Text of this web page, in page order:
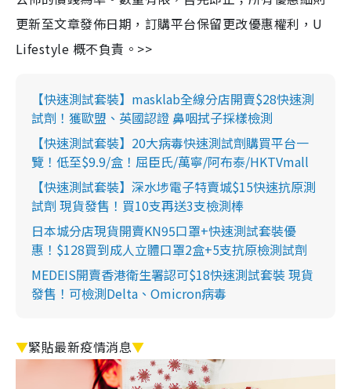
更新至文章發佈日期，訂購平台保留更改優惠權利，U
Lifestyle 概不負責。>>
【快速測試套裝】masklab全線分店開賣$28快速測
試劑！獲歐盟、英國認證 鼻咽拭子採樣檢測
【快速測試套裝】20大病毒快速測試劑購買平台一
覽！低至$9.9/盒！屈臣氏/萬寧/阿布泰/HKTVmall
【快速測試套裝】深水埗電子特賣城$15快速抗原測
試劑 現貨發售！買10支再送3支檢測棒
日本城分店現貨開賣KN95口罩+快速測試套裝優
惠！$128買到成人立體口罩2盒+5支抗原檢測試劑
MEDEIS開賣香港衛生署認可$18快速測試套裝 現貨
發售！可檢測Delta、Omicron病毒
▼緊貼最新疫情消息▼